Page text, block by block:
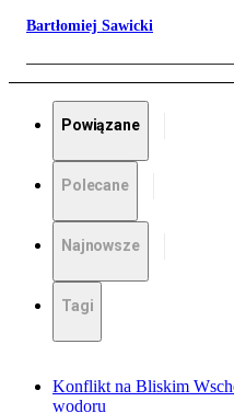
Bartłomiej Sawicki
Powiązane
Polecane
Najnowsze
Tagi
Konflikt na Bliskim
wodoru